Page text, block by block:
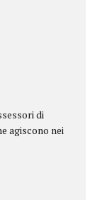
di
agiscono nei